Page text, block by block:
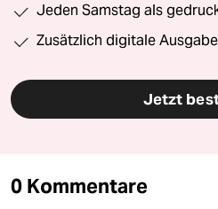
Jeden Samstag als
Zusätzlich digitale
Jetzt
0 Kommentare